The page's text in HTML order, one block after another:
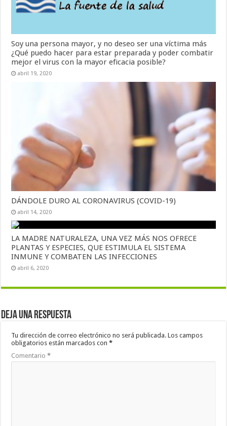
Soy una persona mayor, y no deseo ser una víctima más
¿Qué puedo hacer para estar preparada y poder combatir
mejor el virus con la mayor eficacia posible?
abril 19, 2020
DÁNDOLE DURO AL CORONAVIRUS (COVID-19)
abril 14, 2020
LA MADRE NATURALEZA, UNA VEZ MÁS NOS OFRECE
PLANTAS Y ESPECIES, QUE ESTIMULA EL SISTEMA
INMUNE Y COMBATEN LAS INFECCIONES
abril 6, 2020
Deja una respuesta
Tu dirección de correo electrónico no será publicada. Los campos
obligatorios están marcados con*
Comentario*